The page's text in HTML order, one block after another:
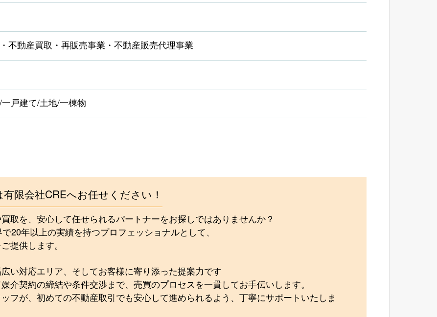
不動産買取・再販売事業・不動産販売代理事業
戸建て/土地/一棟物
限会社CREへお任せください！
取を、安心して任せられるパートナーをお探しではありませんか？
20年以上の実績を持つプロフェッショナルとして、
提供します。
い対応エリア、そしてお客様に寄り添った提案力です
介契約の締結や条件交渉まで、売買のプロセスを一貫してお手伝いします。
フが、初めての不動産取引でも安心して進められるよう、丁寧にサポートいたしま